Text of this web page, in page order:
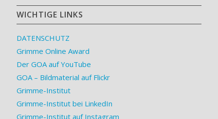
WICHTIGE LINKS
DATENSCHUTZ
Grimme Online Award
Der GOA auf YouTube
GOA – Bildmaterial auf Flickr
Grimme-Institut
Grimme-Institut bei LinkedIn
Grimme-Institut auf Instagram